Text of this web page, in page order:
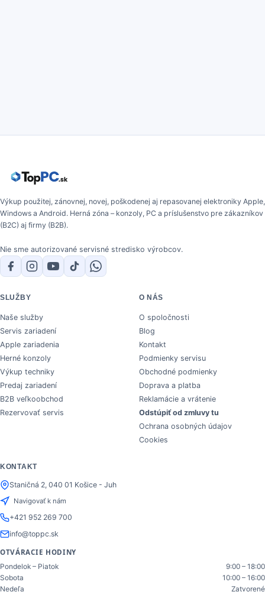
Výkup použitej, zánovnej, novej, poškodenej aj repasovanej elektroniky Apple,
Windows a Android. Herná zóna – konzoly, PC a príslušenstvo pre zákazníkov
(B2C) aj firmy (B2B).
Nie sme autorizované servisné stredisko výrobcov.
SLUŽBY
Naše služby
Servis zariadení
Apple zariadenia
Herné konzoly
Výkup techniky
Predaj zariadení
B2B veľkoobchod
Rezervovať servis
O NÁS
O spoločnosti
Blog
Kontakt
Podmienky servisu
Obchodné podmienky
Doprava a platba
Reklamácie a vrátenie
Odstúpiť od zmluvy tu
Ochrana osobných údajov
Cookies
KONTAKT
Staničná 2, 040 01 Košice - Juh
Navigovať k nám
+421 952 269 700
info@toppc.sk
OTVÁRACIE HODINY
Pondelok – Piatok
9:00 – 18:00
Sobota
10:00 – 16:00
Nedeľa
Zatvorené